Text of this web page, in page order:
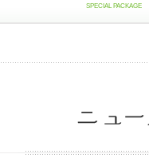
SPECIAL PACKAGE